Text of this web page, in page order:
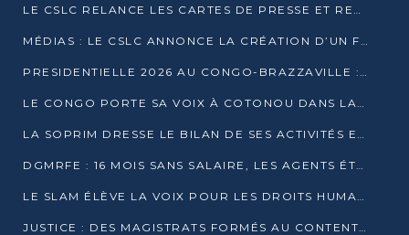
LE CSLC RELANCE LES CARTES DE PRESSE ET RECONNAÎT OFFICIELLEMENT LES MÉDIAS EN LIGNE
MÉDIAS : LE CSLC ANNONCE LA CRÉATION D’UN FONDS D’APPUI À LA PRESSE
PRESIDENTIELLE 2026 AU CONGO-BRAZZAVILLE : UN CASTING ÉLARGI
LE CONGO PORTE SA VOIX À COTONOU DANS LA LUTTE CONTRE LA TUBERCULOSE
LA SOPRIM DRESSE LE BILAN DE SES ACTIVITÉS ET FIXE DE NOUVELLES PRIORITÉS
DGMRFE : 16 MOIS SANS SALAIRE, LES AGENTS ÉTOUFFENT DANS LE SILENCE
LE SLAM ÉLÈVE LA VOIX POUR LES DROITS HUMAINS À BRAZZAVILLE
JUSTICE : DES MAGISTRATS FORMÉS AU CONTENTIEUX DE LA PROPRIÉTÉ INTELLECTUELLE